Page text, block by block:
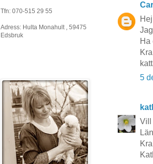
Ha
5
Vill
Tfn: 070-515 29 55
Adress: Hulta Monahult , 59475
Edsbruk